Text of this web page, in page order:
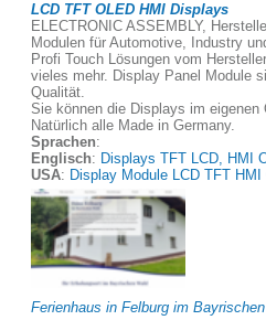
LCD TFT OLED HMI Displays
ELECTRONIC ASSEMBLY,
Modulen für Automotive, Industry
Profi Touch Lösungen vom
vieles mehr. Display Panel Module
Qualität.
Sie können die Displays im eigenen
Natürlich alle Made in Germany.
Sprachen:
Englisch: Displays TFT LCD, HMI
USA: Display Module LCD TFT HMI
Ferienhaus in Felburg im